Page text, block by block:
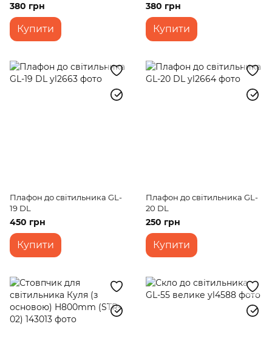
380 грн
Купити
380 грн
Купити
Плафон до світильника GL-
19 DL
450 грн
Купити
Плафон до світильника GL-
20 DL
250 грн
Купити